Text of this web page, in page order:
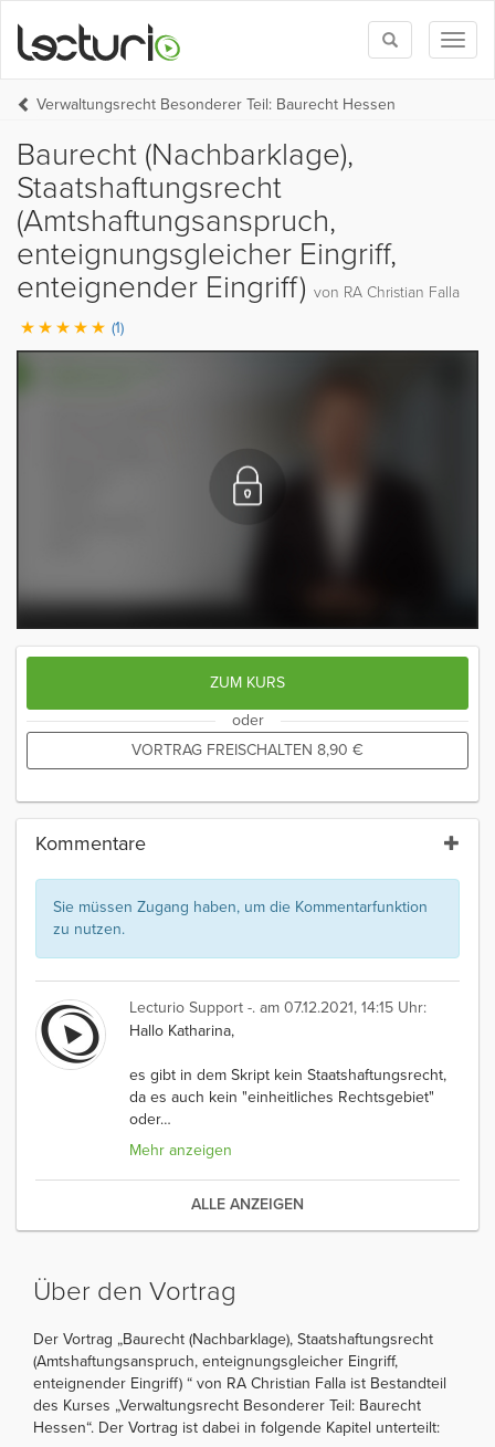
Toggle
search
Verwaltungsrecht Besonderer Teil: Baurecht Hessen
Baurecht (Nachbarklage),
Staatshaftungsrecht
(Amtshaftungsanspruch,
enteignungsgleicher Eingriff,
enteignender Eingriff) von RA Christian Falla
(1)
ZUM KURS
oder
VORTRAG FREISCHALTEN 8,90 €
Kommentare
Sie müssen Zugang haben, um die Kommentarfunktion
zu nutzen.
Lecturio Support -. am 07.12.2021, 14:15 Uhr:
Hallo Katharina,
es gibt in dem Skript kein Staatshaftungsrecht,
da es auch kein "einheitliches Rechtsgebiet"
oder…
Mehr anzeigen
ALLE ANZEIGEN
Über den Vortrag
Der Vortrag „Baurecht (Nachbarklage), Staatshaftungsrecht
(Amtshaftungsanspruch, enteignungsgleicher Eingriff,
enteignender Eingriff) “ von RA Christian Falla ist Bestandteil
des Kurses „Verwaltungsrecht Besonderer Teil: Baurecht
Hessen“. Der Vortrag ist dabei in folgende Kapitel unterteilt: